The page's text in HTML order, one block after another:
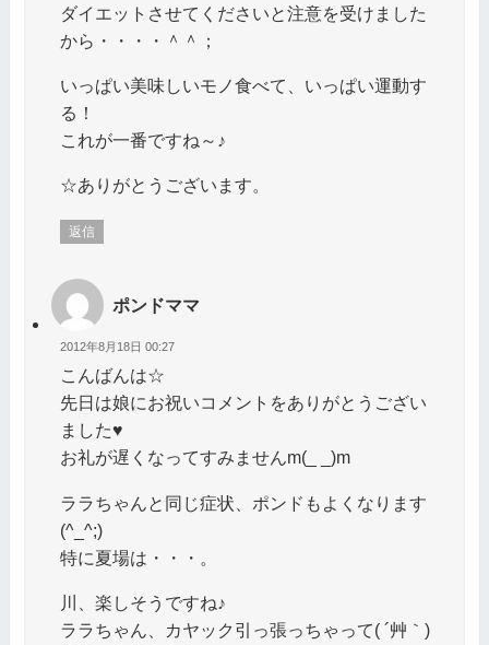
ダイエットさせてくださいと注意を受けました
から・・・・＾＾；
いっぱい美味しいモノ食べて、いっぱい運動す
る！
これが一番ですね～♪
☆ありがとうございます。
返信
ポンドママ
2012年8月18日 00:27
こんばんは☆
先日は娘にお祝いコメントをありがとうござい
ました♥
お礼が遅くなってすみませんm(_ _)m
ララちゃんと同じ症状、ポンドもよくなります
(^_^;)
特に夏場は・・・。
川、楽しそうですね♪
ララちゃん、カヤック引っ張っちゃって( ´艸｀)